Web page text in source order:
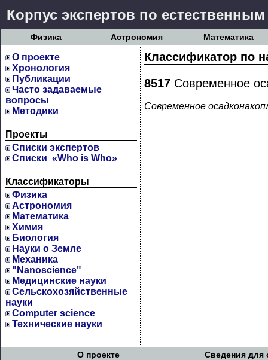
Корпус экспертов по
Физика Астрономия Математика
О проекте
Хронология
Публикации
Часто задаваемые
вопросы
Методики
Проекты
Cписки экспертов
Списки «Who is Who»
Классификаторы
Физика
Астрономия
Математика
Химия
Биология
Науки о Земле
Механика
"Nanoscience"
Медицинские науки
Сельскохозяйственные
науки
Computer science
Технические науки
Классификатор по
8517 Современное
Современное
О проекте Сведения для